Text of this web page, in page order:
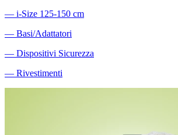
― i-Size 125-150 cm
― Basi/Adattatori
― Dispositivi Sicurezza
― Rivestimenti